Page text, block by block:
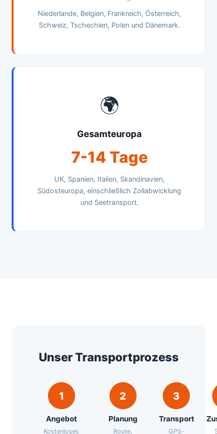
Niederlande, Belgien, Frankreich, Österreich,
Schweiz, Tschechien, Polen und Dänemark.
🌍
Gesamteuropa
7-14 Tage
UK, Spanien, Italien, Skandinavien,
Südosteuropa, einschließlich Zollabwicklung
und Seetransport.
Unser Transportprozess
1
Angebot
Kostenloses
2
Planung
Route,
3
Transport
GPS-